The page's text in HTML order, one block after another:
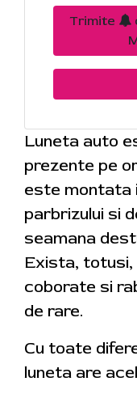
Trimite
Luneta auto
prezente pe
este montata
parbrizului si
seamana
Exista,
coborate si
de rare.
Cu toate
luneta are